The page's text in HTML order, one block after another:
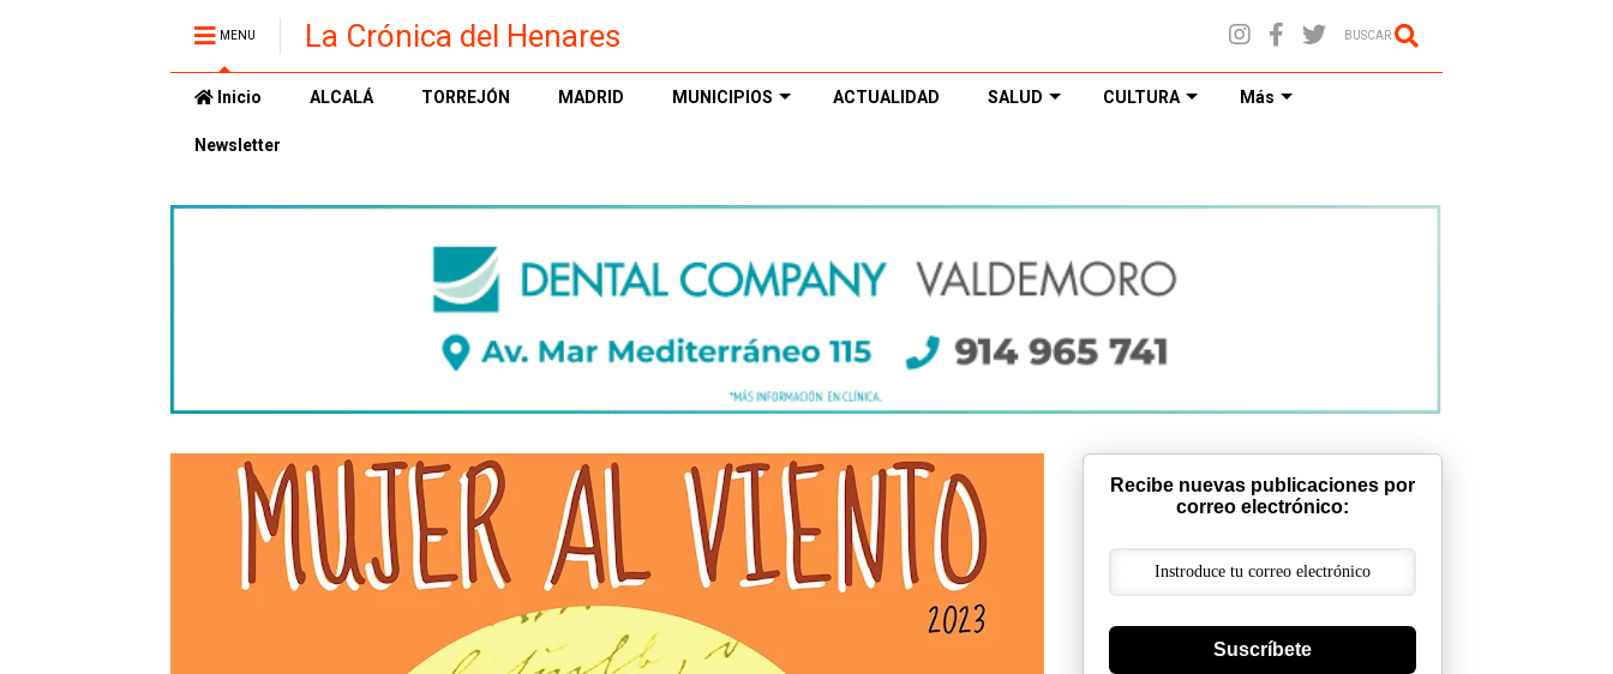
MENU La Crónica del Henares BUSCAR
Inicio ALCALÁ TORREJÓN MADRID MUNICIPIOS ACTUALIDAD SALUD CULTURA Más
Newsletter
Recibe nuevas publicaciones por
correo electrónico:
Suscríbete